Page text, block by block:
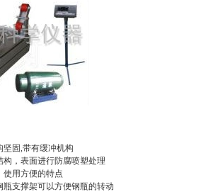
坚固,带有缓冲机构
，表面进行防腐喷塑处理
使用方便的特点
支撑架可以方便钢瓶的转动